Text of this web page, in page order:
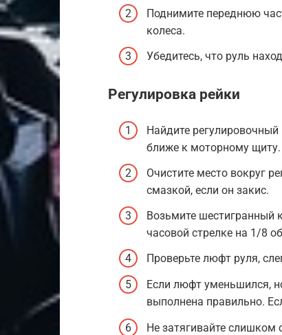
Поднимите переднюю
колеса.
Убедитесь, что руль
Регулировка рейки
Найдите
ближе к моторному щиту.
Очистите место вокруг
смазкой, если он закис.
Возьмите шестигранный
часовой стрелке на 1/8
Проверьте люфт руля,
Если люфт уменьшился,
выполнена правильно.
Не затягивайте слишком